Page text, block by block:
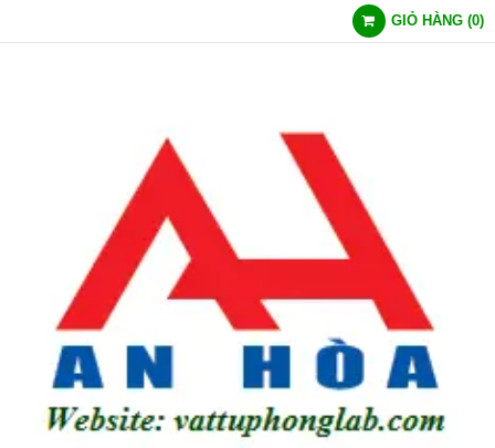
GIỎ HÀNG (0)